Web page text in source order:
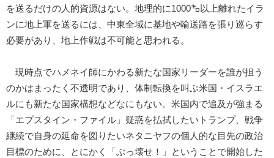
を送るだけの人的資源はない。地理的に1000㌔以上離れたイラ
ンに地上軍を送るには、中東全域に基地や輸送路を張り巡らす
必要があり、地上作戦は不可能と思われる。
現時点でハメネイ師にかわる新たな国家リーダーを誰が担う
のかはまったく不透明であり、体制転換を叫ぶ米国・イスラエ
ルにも新たな国家構想などなにもない。米国内で追及が強まる
「エプスタイン・ファイル」疑惑を払拭したいトランプ、戦争
継続で自身の延命を図りたいネタニヤフの個人的な目先の政治
目標のために、とにかく「ぶっ壊せ！」ということで開始した